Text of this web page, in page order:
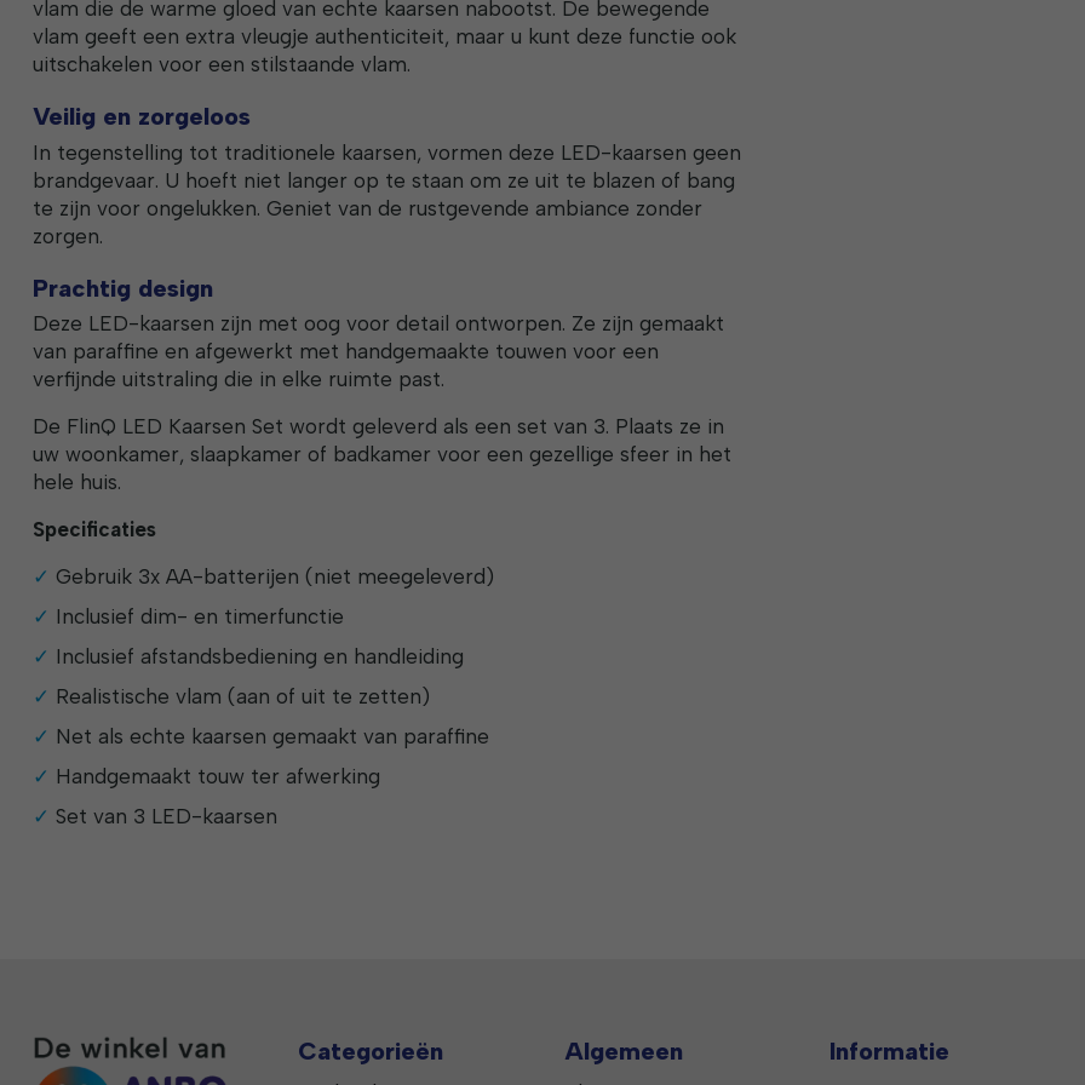
vlam die de warme gloed van echte kaarsen nabootst. De bewegende
vlam geeft een extra vleugje authenticiteit, maar u kunt deze functie ook
uitschakelen voor een stilstaande vlam.
Veilig en zorgeloos
In tegenstelling tot traditionele kaarsen, vormen deze LED-kaarsen geen
brandgevaar. U hoeft niet langer op te staan om ze uit te blazen of bang
te zijn voor ongelukken. Geniet van de rustgevende ambiance zonder
zorgen.
Prachtig design
Deze LED-kaarsen zijn met oog voor detail ontworpen. Ze zijn gemaakt
van paraffine en afgewerkt met handgemaakte touwen voor een
verfijnde uitstraling die in elke ruimte past.
De FlinQ LED Kaarsen Set wordt geleverd als een set van 3. Plaats ze in
uw woonkamer, slaapkamer of badkamer voor een gezellige sfeer in het
hele huis.
Specificaties
Gebruik 3x AA-batterijen (niet meegeleverd)
Inclusief dim- en timerfunctie
Inclusief afstandsbediening en handleiding
Realistische vlam (aan of uit te zetten)
Net als echte kaarsen gemaakt van paraffine
Handgemaakt touw ter afwerking
Set van 3 LED-kaarsen
Categorieën Algemeen Informatie